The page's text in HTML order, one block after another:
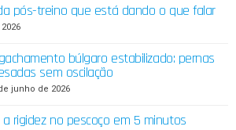
pós-treino que está dando o que falar
búlgaro estabilizado: pernas
sem oscilação
junho de 2026
rigidez no pescoço em 5 minutos